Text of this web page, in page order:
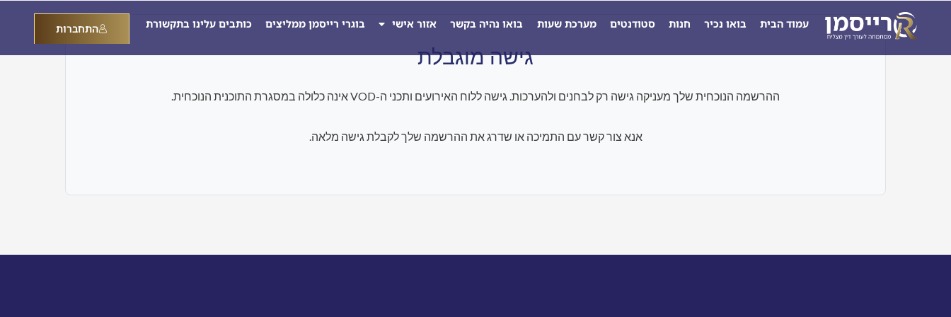
עמוד הבית בואו נכיר חנות סטודנטים מערכת שעות בואו נהיה בקשר אזור אישי בוגרי רייסמן ממליצים כותבים עלינו בתקשורת התחברות
גישה מוגבלת
ההרשמה הנוכחית שלך מעניקה גישה רק לבחנים ולהערכות. גישה ללוח האירועים ותכני ה-VOD אינה כלולה במסגרת התוכנית הנוכחית.
אנא צור קשר עם התמיכה או שדרג את ההרשמה שלך לקבלת גישה מלאה.